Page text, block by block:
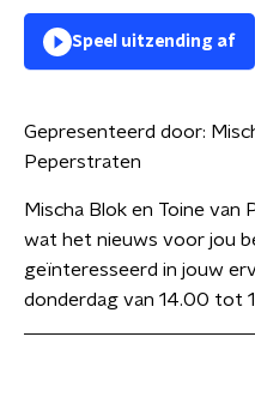
Speel uitzending af
Gepresenteerd door:
Peperstraten
Mischa Blok en Toine
wat het nieuws voor jou
geïnteresseerd in jouw
donderdag van 14.00 tot